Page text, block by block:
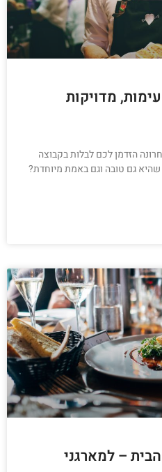
מדויקות
הזדמן לכם לבלות בקבוצה
גם טובה וגם באמת מיוחדת?
– למארגני